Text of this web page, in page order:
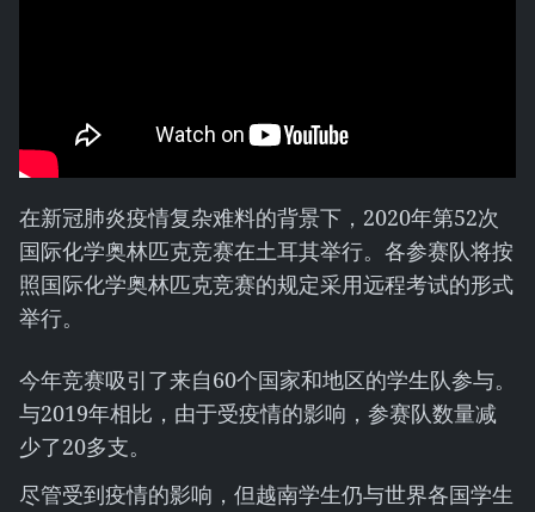
在新冠肺炎疫情复杂难料的背景下，2020年第52次
国际化学奥林匹克竞赛在土耳其举行。各参赛队将按
照国际化学奥林匹克竞赛的规定采用远程考试的形式
举行。
今年竞赛吸引了来自60个国家和地区的学生队参与。
与2019年相比，由于受疫情的影响，参赛队数量减
少了20多支。
尽管受到疫情的影响，但越南学生仍与世界各国学生